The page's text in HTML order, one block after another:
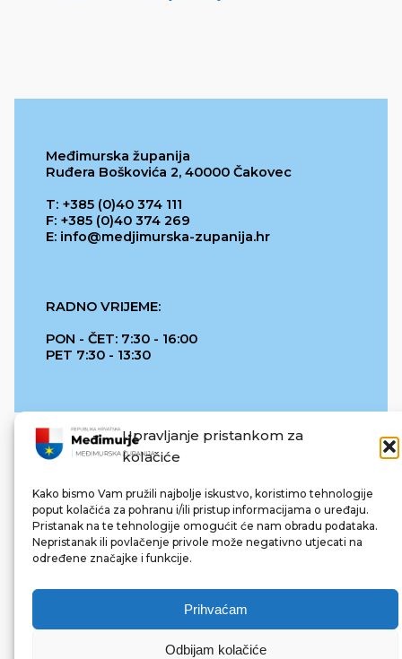
Upravljanje pristankom za
kolačiće
Kako bismo Vam pružili najbolje iskustvo, koristimo tehnologije
poput kolačića za pohranu i/ili pristup informacijama o uređaju.
Pristanak na te tehnologije omogućit će nam obradu podataka.
Nepristanak ili povlačenje privole može negativno utjecati na
određene značajke i funkcije.
Prihvaćam
Odbijam kolačiće
Međimurska županija
Ruđera Boškovića 2, 40000 Čakovec
T: +385 (0)40 374 111
F: +385 (0)40 374 269
E: info@medjimurska-zupanija.hr
RADNO VRIJEME:
PON - ČET: 7:30 - 16:00
PET 7:30 - 13:30
REPUBLIKA HRVATSKA
© 2022 Međimurska županija. Sva prava pridržana.